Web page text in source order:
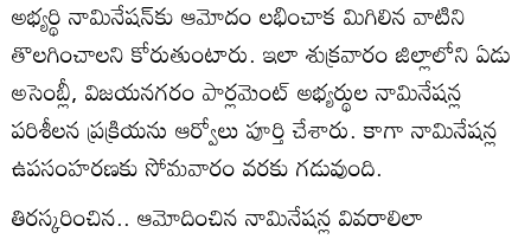
అభ్యర్థి నామినేషన్‌కు ఆమోదం లభించాక మిగిలిన వాటిని
తొలగించాలని కోరుతుంటారు. ఇలా శుక్రవారం జిల్లాలోని ఏడు
అసెంబ్లీ, విజయనగరం పార్లమెంట్‌ అభ్యర్థుల నామినేషన్ల
పరిశీలన ప్రక్రియను ఆర్వోలు పూర్తి చేశారు. కాగా నామినేషన్ల
ఉపసంహరణకు సోమవారం వరకు గడువుంది.
తిరస్కరించిన.. ఆమోదించిన నామినేషన్ల వివరాలిలా